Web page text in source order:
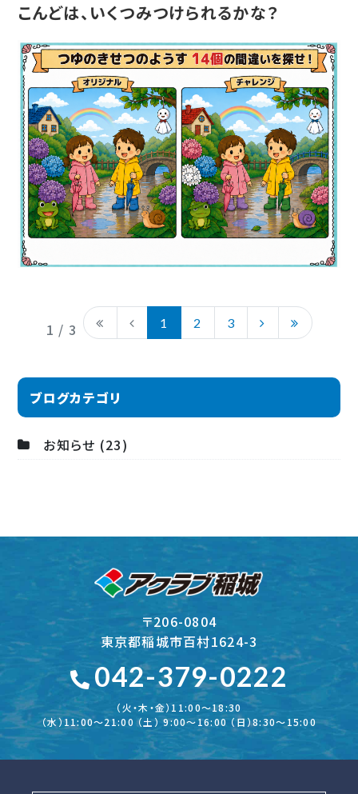
こんどは、いくつみつけられるかな？
1 / 3 1 2 3
ブログカテゴリ
お知らせ (23)
〒206-0804
東京都稲城市百村1624-3
042-379-0222
（火・木・金）11:00～18:30
（水）11:00～21:00 （土） 9:00～16:00 （日）8:30～15:00